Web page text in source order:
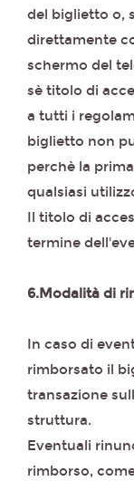
del biglietto o,
direttamente
schermo del
sè titolo di
a tutti i
biglietto non
perchè la
qualsiasi
Il titolo di
termine
6.Modalità di
In caso di
rimborsato il
transazione
struttura.
Eventuali
rimborso,